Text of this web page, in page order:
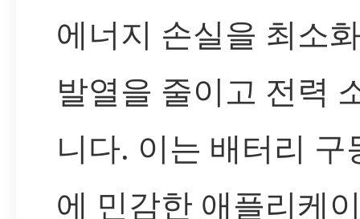
에너지 손실을 최소
발열을 줄이고 전력
니다. 이는 배터리 구
에 민감한 애플리케